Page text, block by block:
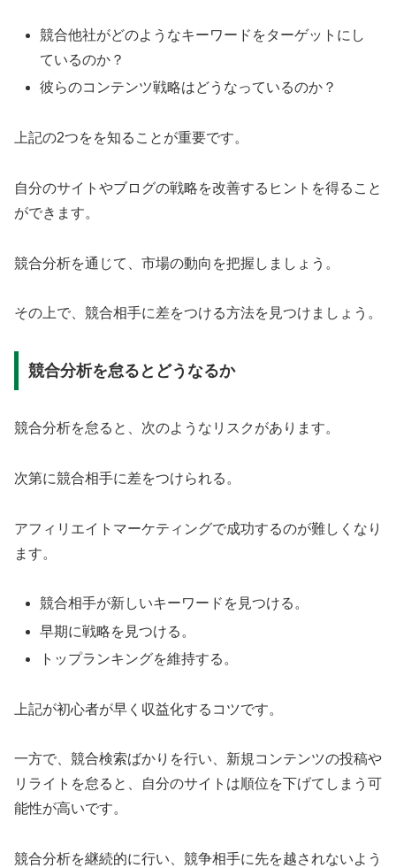
競合他社がどのようなキーワードをターゲットにし
ているのか？
彼らのコンテンツ戦略はどうなっているのか？
上記の2つをを知ることが重要です。
自分のサイトやブログの戦略を改善するヒントを得ること
ができます。
競合分析を通じて、市場の動向を把握しましょう。
その上で、競合相手に差をつける方法を見つけましょう。
競合分析を怠るとどうなるか
競合分析を怠ると、次のようなリスクがあります。
次第に競合相手に差をつけられる。
アフィリエイトマーケティングで成功するのが難しくなり
ます。
競合相手が新しいキーワードを見つける。
早期に戦略を見つける。
トップランキングを維持する。
上記が初心者が早く収益化するコツです。
一方で、競合検索ばかりを行い、新規コンテンツの投稿や
リライトを怠ると、自分のサイトは順位を下げてしまう可
能性が高いです。
競合分析を継続的に行い、競争相手に先を越されないよう